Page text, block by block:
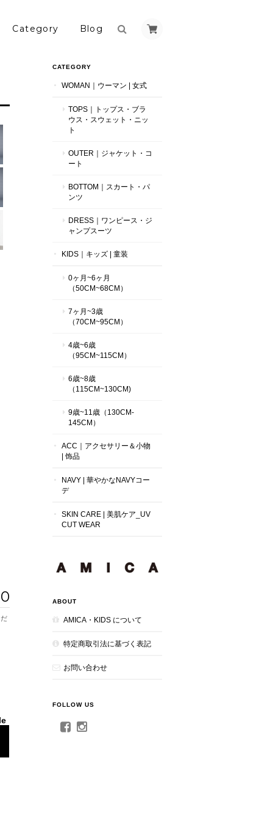
Category Blog
CATEGORY
WOMAN｜ウーマン | 女式
TOPS｜トップス・ブラ
ウス・スウェット・ニッ
ト
OUTER｜ジャケット・コ
ート
BOTTOM｜スカート・パ
ンツ
DRESS｜ワンピース・ジ
ャンプスーツ
KIDS｜キッズ | 童装
0ヶ月~6ヶ月
（50CM~68CM）
7ヶ月~3歳
（70CM~95CM）
4歳~6歳
（95CM~115CM）
6歳~8歳
（115CM~130CM)
9歳~11歳（130CM-
145CM）
ACC｜アクセサリー＆小物
| 饰品
NAVY | 華やかなNAVYコー
デ
SKIN CARE | 美肌ケア_UV
CUT WEAR
ABOUT
AMICA・KIDS について
特定商取引法に基づく表記
お問い合わせ
FOLLOW US